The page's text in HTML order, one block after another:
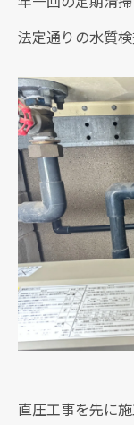
法定通りの水質検
直圧工事を先に